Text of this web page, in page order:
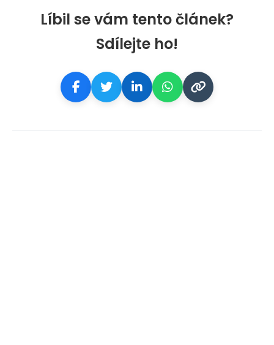
Líbil se vám tento článek?
Sdílejte ho!